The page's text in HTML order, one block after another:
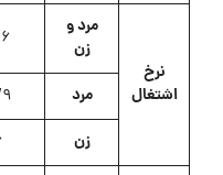
نرخ
اشتغال
مرد و
زن
مرد
زن